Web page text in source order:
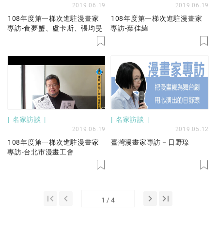
2019.06.19
108年度第一梯次進駐漫畫家
專訪-食夢蟹、盧卡斯、張均旻
2019.06.19
108年度第一梯次進駐漫畫家
專訪-葉佳緯
名家訪談
2019.06.19
108年度第一梯次進駐漫畫家
專訪-台北市漫畫工會
名家訪談
2019.05.12
臺灣漫畫家專訪－日野瑔
first_page keyboard_arrow_left keyboard_arrow_right last_page